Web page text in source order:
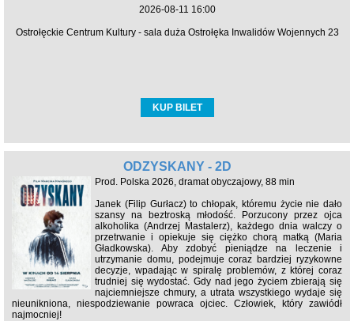
2026-08-11 16:00
Ostrołęckie Centrum Kultury - sala duża Ostrołęka Inwalidów Wojennych 23
KUP BILET
ODZYSKANY - 2D
Prod. Polska 2026, dramat obyczajowy, 88 min
Janek (Filip Gurłacz) to chłopak, któremu życie nie dało
szansy na beztroską młodość. Porzucony przez ojca
alkoholika (Andrzej Mastalerz), każdego dnia walczy o
przetrwanie i opiekuje się ciężko chorą matką (Maria
Gładkowska). Aby zdobyć pieniądze na leczenie i
utrzymanie domu, podejmuje coraz bardziej ryzykowne
decyzje, wpadając w spiralę problemów, z której coraz
trudniej się wydostać. Gdy nad jego życiem zbierają się
najciemniejsze chmury, a utrata wszystkiego wydaje się
nieunikniona, niespodziewanie powraca ojciec. Człowiek, który zawiódł
najmocniej!